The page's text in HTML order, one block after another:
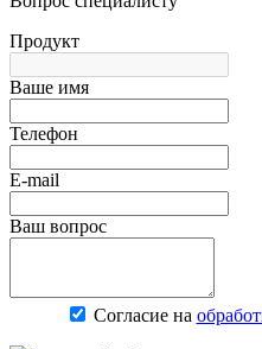
Продукт
Ваше имя
Телефон
E-mail
Ваш вопрос
Согласие на